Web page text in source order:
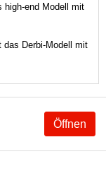
high-end Modell mit
das Derbi-Modell mit
Öffnen